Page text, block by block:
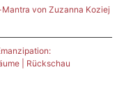
von Zuzanna Koziej
| Rückschau